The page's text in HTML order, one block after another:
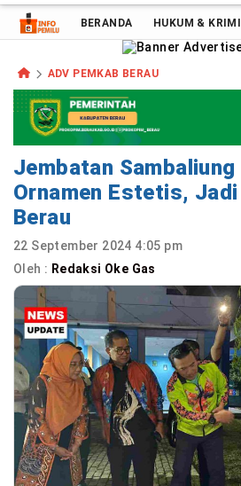
Oke Gas Indonesia | Energi Positif
BERANDA HUKUM &
ADV PEMKAB BERAU
Jembatan Sambaliung
Ornamen Estetis,
Berau
22 September 2024 4:05 pm
Oleh : Redaksi Oke Gas